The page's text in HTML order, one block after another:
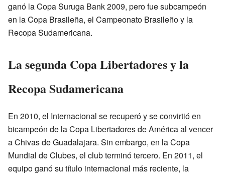
ganó la Copa Suruga Bank 2009, pero fue subcampeón
en la Copa Brasileña, el Campeonato Brasileño y la
Recopa Sudamericana.
La segunda Copa Libertadores y la
Recopa Sudamericana
En 2010, el Internacional se recuperó y se convirtió en
bicampeón de la Copa Libertadores de América al vencer
a Chivas de Guadalajara. Sin embargo, en la Copa
Mundial de Clubes, el club terminó tercero. En 2011, el
equipo ganó su título internacional más reciente, la